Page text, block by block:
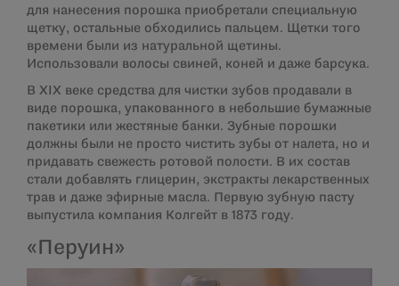
для нанесения порошка приобретали специальную
щетку, остальные обходились пальцем. Щетки того
времени были из натуральной щетины.
Использовали волосы свиней, коней и даже барсука.
В XIX веке средства для чистки зубов продавали в
виде порошка, упакованного в небольшие бумажные
пакетики или жестяные банки. Зубные порошки
должны были не просто чистить зубы от налета, но и
придавать свежесть ротовой полости. В их состав
стали добавлять глицерин, экстракты лекарственных
трав и даже эфирные масла. Первую зубную пасту
выпустила компания Колгейт в 1873 году.
«Перуин»